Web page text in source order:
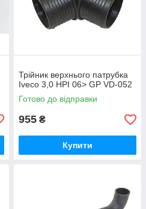
Трійник верхнього патрубка
Iveco 3,0 HPI 06> GP VD-052
Готово до відправки
955 ₴
Купити